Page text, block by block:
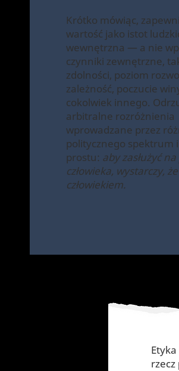
Krótko mówiąc,
wartość jako istot
wewnętrzna — a nie
czynniki zewnętrzne,
zdolności, poziom
zależność, poczucie
cokolwiek innego.
arbitralne rozróżnienia
wprowadzane przez
politycznego spektrum
prostu: aby zasłużyć
człowieka, wystarczy,
człowiekiem.
rzecz